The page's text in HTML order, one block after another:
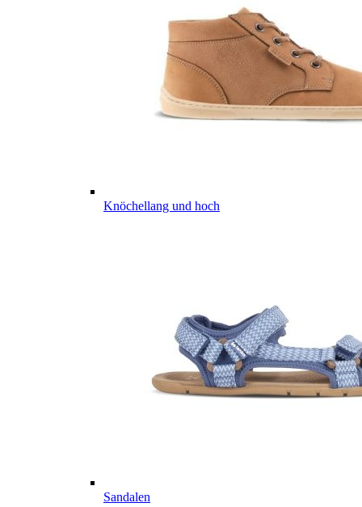
Knöchellang und hoch
Sandalen